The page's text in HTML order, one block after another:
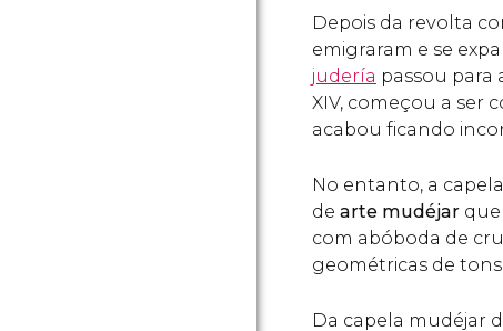
Depois da revolta
emigraram e se
judería passou para
XIV, começou a ser
acabou ficando
No entanto, a
de arte mudéjar
com abóboda de
geométricas de
Da capela mudéjar